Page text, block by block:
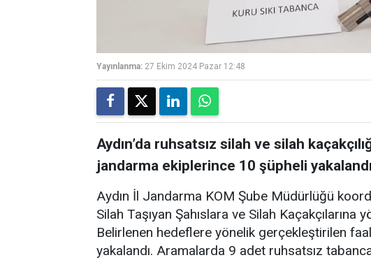
Yayınlanma: 27 Ekim 2024 Pazar 12:48
Aydın’da ruhsatsız silah ve silah
jandarma ekiplerince 10 şüpheli
Aydın İl Jandarma KOM Şube Müdürlüğü
Silah Taşıyan Şahıslara ve Silah Kaçakçılarına
Belirlenen hedeflere yönelik gerçekleştirilen
yakalandı. Aramalarda 9 adet ruhsatsız